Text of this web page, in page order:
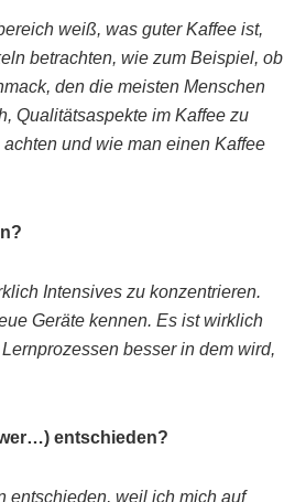
weiß, was guter Kaffee ist,
betrachten, wie zum Beispiel, ob
den die meisten Menschen
Qualitätsaspekte im Kaffee zu
und wie man einen Kaffee
Intensives zu konzentrieren.
Geräte kennen. Es ist wirklich
besser in dem wird,
entschieden?
entschieden, weil ich mich auf